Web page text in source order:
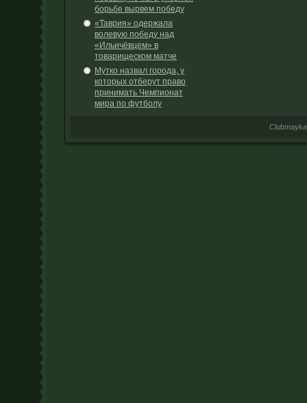
борьбе вырвем победу
«Таврия» одержала
волевую победу над
«Ильичёвцем» в
товарищеском матче
Мутко назвал города, у
которых отберут право
принимать Чемпионат
мира по футболу